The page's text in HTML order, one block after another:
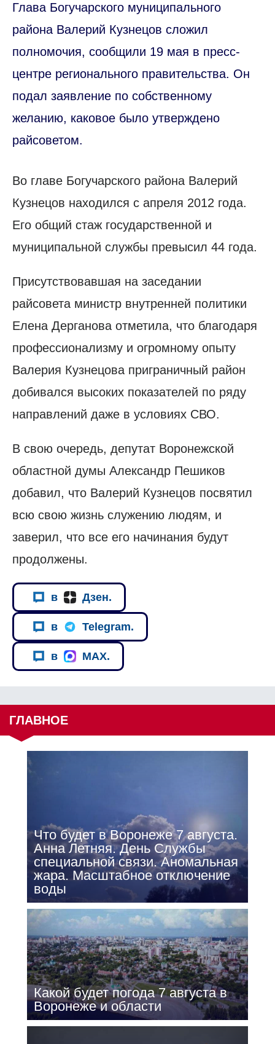
Глава Богучарского муниципального
района Валерий Кузнецов сложил
полномочия, сообщили 19 мая в пресс-
центре регионального правительства. Он
подал заявление по собственному
желанию, каковое было утверждено
райсоветом.
Во главе Богучарского района Валерий
Кузнецов находился с апреля 2012 года.
Его общий стаж государственной и
муниципальной службы превысил 44 года.
Присутствовавшая на заседании
райсовета министр внутренней политики
Елена Дерганова отметила, что благодаря
профессионализму и огромному опыту
Валерия Кузнецова приграничный район
добивался высоких показателей по ряду
направлений даже в условиях СВО.
В свою очередь, депутат Воронежской
областной думы Александр Пешиков
добавил, что Валерий Кузнецов посвятил
всю свою жизнь служению людям, и
заверил, что все его начинания будут
продолжены.
в Дзен.
в Telegram.
в MAX.
ГЛАВНОЕ
Что будет в Воронеже 7 августа.
Анна Летняя. День Службы
специальной связи. Аномальная
жара. Масштабное отключение
воды
Какой будет погода 7 августа в
Воронеже и области